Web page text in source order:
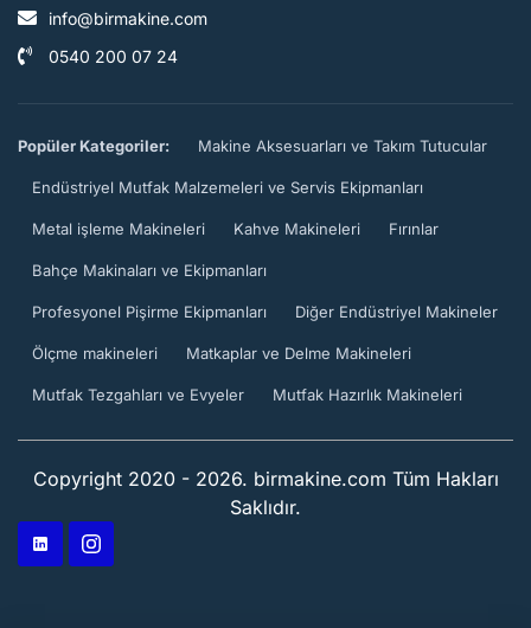
info@birmakine.com
0540 200 07 24
Popüler Kategoriler: Makine Aksesuarları ve Takım Tutucular
Endüstriyel Mutfak Malzemeleri ve Servis Ekipmanları
Metal işleme Makineleri Kahve Makineleri Fırınlar
Bahçe Makinaları ve Ekipmanları
Profesyonel Pişirme Ekipmanları Diğer Endüstriyel Makineler
Ölçme makineleri Matkaplar ve Delme Makineleri
Mutfak Tezgahları ve Evyeler Mutfak Hazırlık Makineleri
Copyright 2020 - 2026. birmakine.com Tüm Hakları
Saklıdır.